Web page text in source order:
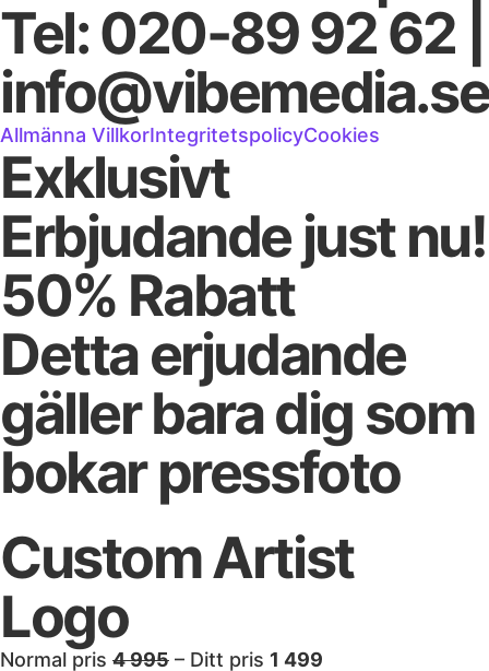
Tel: 020-89 92 62 |
info@vibemedia.se
Allmänna VillkorIntegritetspolicyCookies
Exklusivt
Erbjudande just nu!
50% Rabatt
Detta erjudande
gäller bara dig som
bokar pressfoto​
Custom Artist
Logo
Normal pris 4 995 – Ditt pris 1 499